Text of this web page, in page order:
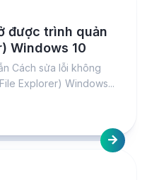
được trình quản
Windows 10
Cách sửa lỗi không
Explorer) Windows...